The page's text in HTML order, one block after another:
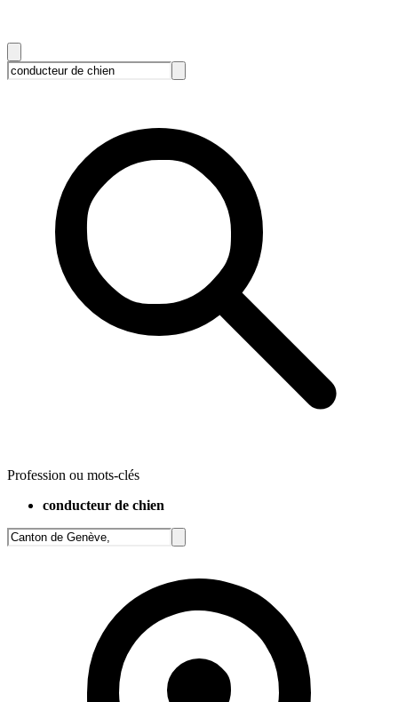
Profession ou mots-clés
conducteur de chien